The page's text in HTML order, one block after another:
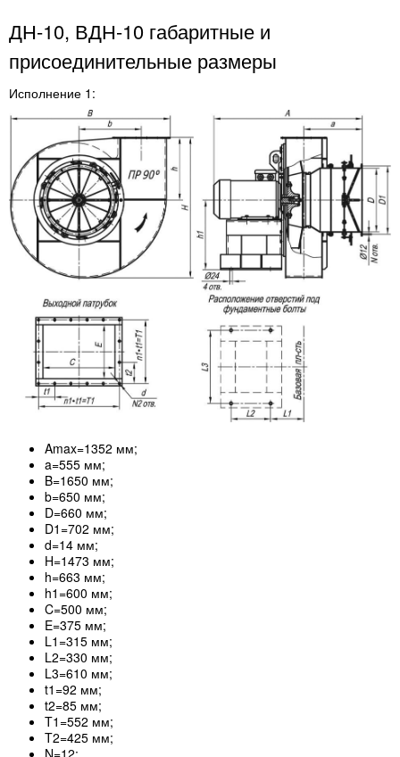
ДН-10, ВДН-10 габаритные и
присоединительные размеры
Исполнение 1:
Amax=1352 мм;
a=555 мм;
B=1650 мм;
b=650 мм;
D=660 мм;
D1=702 мм;
d=14 мм;
H=1473 мм;
h=663 мм;
h1=600 мм;
C=500 мм;
E=375 мм;
L1=315 мм;
L2=330 мм;
L3=610 мм;
t1=92 мм;
t2=85 мм;
T1=552 мм;
T2=425 мм;